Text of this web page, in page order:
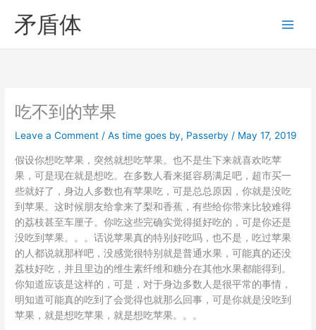
content
矛盾体
吃不到的苹果
Leave a Comment /As time goes by, Passerby / May 17, 2019
假设你想吃苹果，突然就想吃苹果。也不是生下来就喜欢吃苹
果，可是现在就是想吃。在多数人看来挺容易满足吧，超市买一
些就好了，身边人多数也有苹果吃，可是总总原因，你就是没吃
到苹果。这时候朋友给拿来了梨和香蕉，有些给你带来比较难得
的荔枝甚至车厘子。你吃这些完确实觉得挺好吃的，可是你还是
没吃到苹果。。。话说苹果真的特别好吃吗，也不是，吃过苹果
的人都说就那样吧，没感觉很特别就是普通水果，可能真的还没
荔枝好吃，并且里边的维生素纤维和糖分在其他水果都能得到。
你知道应该是这样的，可是，对于身边多数人是很平常的事情，
明知道可能真的吃到了会觉得也就那么回事，可是你就是没吃到
苹果，就是想吃苹果，就是想吃苹果。。。